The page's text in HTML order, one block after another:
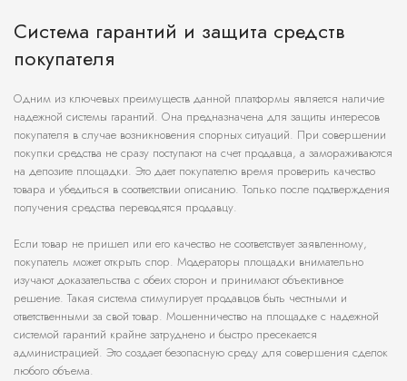
Система гарантий и защита средств
покупателя
Одним из ключевых преимуществ данной платформы является наличие
надежной системы гарантий. Она предназначена для защиты интересов
покупателя в случае возникновения спорных ситуаций. При совершении
покупки средства не сразу поступают на счет продавца, а замораживаются
на депозите площадки. Это дает покупателю время проверить качество
товара и убедиться в соответствии описанию. Только после подтверждения
получения средства переводятся продавцу.
Если товар не пришел или его качество не соответствует заявленному,
покупатель может открыть спор. Модераторы площадки внимательно
изучают доказательства с обеих сторон и принимают объективное
решение. Такая система стимулирует продавцов быть честными и
ответственными за свой товар. Мошенничество на площадке с надежной
системой гарантий крайне затруднено и быстро пресекается
администрацией. Это создает безопасную среду для совершения сделок
любого объема.